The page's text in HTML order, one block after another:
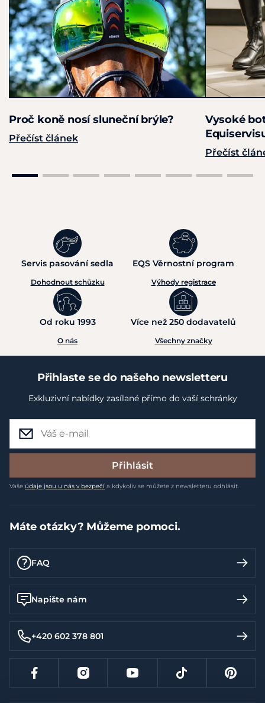
Proč koně nosí sluneční brýle?
Přečíst článek
Vysoké
Přečíst
Servis pasování sedla
Dohodnout schůzku
EQS Věrnostní program
Výhody registrace
Od roku 1993
O nás
Více než 250 dodavatelů
Všechny značky
Přihlaste se do našeho newsletteru
Exkluzivní nabídky zasílané přímo do vaší schránky
Přihlásit
Vaše údaje jsou u nás v bezpečí a kdykoliv se můžete z newsletteru odhlásit.
Máte otázky? Můžeme pomoci.
FAQ
Napište nám
+420 602 378 801